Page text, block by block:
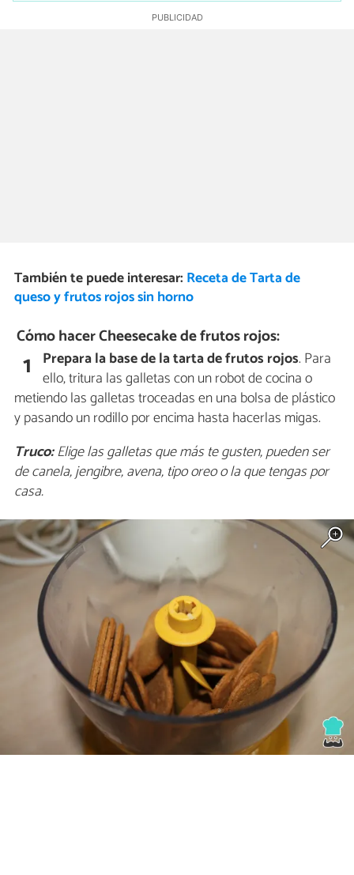
También te puede interesar: Receta de Tarta de
queso y frutos rojos sin horno
Cómo hacer Cheesecake de frutos rojos:
1 Prepara la base de la tarta de frutos rojos. Para
ello, tritura las galletas con un robot de cocina o
metiendo las galletas troceadas en una bolsa de plástico
y pasando un rodillo por encima hasta hacerlas migas.
Truco:Elige las galletas que más te gusten, pueden ser
de canela, jengibre, avena, tipo oreo o la que tengas por
casa.